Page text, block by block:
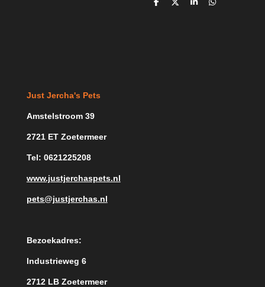
D
D
S
D
Just Jercha's Pets
Amstelstroom 39
2721 ET Zoetermeer
Tel: 0621225208
www.justjerchaspets.nl
pets@justjerchas.nl
Bezoekadres:
Industrieweg 6
2712 LB Zoetermeer